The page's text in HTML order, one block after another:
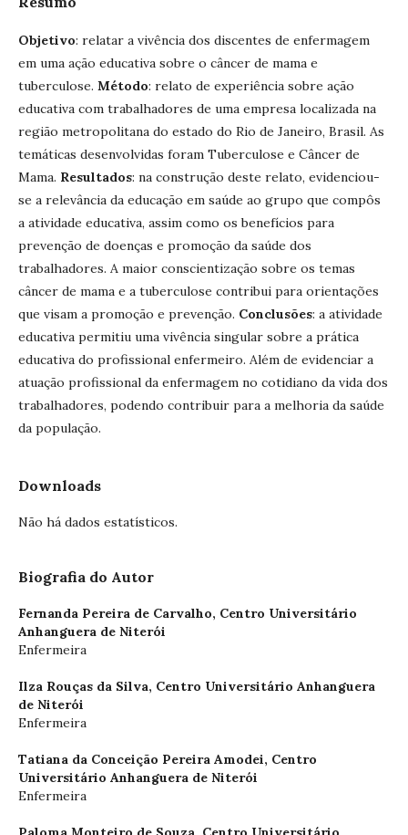
Objetivo: relatar a vivência dos discentes de enfermagem
em uma ação educativa sobre o câncer de mama e
tuberculose. Método: relato de experiência sobre ação
educativa com trabalhadores de uma empresa localizada na
região metropolitana do estado do Rio de Janeiro, Brasil. As
temáticas desenvolvidas foram Tuberculose e Câncer de
Mama. Resultados: na construção deste relato, evidenciou-
se a relevância da educação em saúde ao grupo que compôs
a atividade educativa, assim como os benefícios para
prevenção de doenças e promoção da saúde dos
trabalhadores. A maior conscientização sobre os temas
câncer de mama e a tuberculose contribui para orientações
que visam a promoção e prevenção. Conclusões: a atividade
educativa permitiu uma vivência singular sobre a prática
educativa do profissional enfermeiro. Além de evidenciar a
atuação profissional da enfermagem no cotidiano da vida dos
trabalhadores, podendo contribuir para a melhoria da saúde
da população.
Downloads
Não há dados estatísticos.
Biografia do Autor
Fernanda Pereira de Carvalho, Centro Universitário
Anhanguera de Niterói
Enfermeira
Ilza Rouças da Silva, Centro Universitário Anhanguera
de Niterói
Enfermeira
Tatiana da Conceição Pereira Amodei, Centro
Universitário Anhanguera de Niterói
Enfermeira